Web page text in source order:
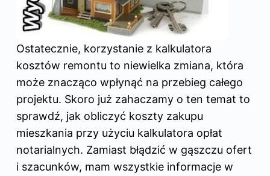
Ostatecznie, korzystanie z kalkulatora
kosztów remontu to niewielka zmiana, która
może znacząco wpłynąć na przebieg całego
projektu. Skoro już zahaczamy o ten temat to
sprawdź, jak obliczyć koszty zakupu
mieszkania przy użyciu kalkulatora opłat
notarialnych. Zamiast błądzić w gąszczu ofert
i szacunków, mam wszystkie informacje w